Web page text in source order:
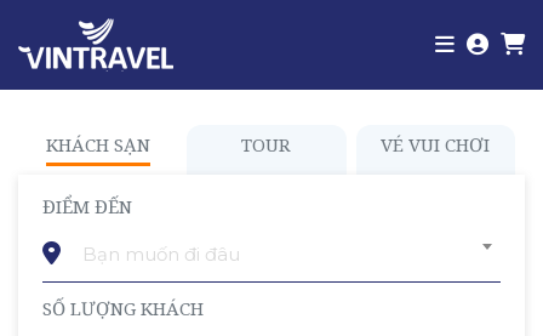
KHÁCH SẠN TOUR VÉ VUI CHƠI
ĐIỂM ĐẾN
Bạn muốn đi đâu
SỐ LƯỢNG KHÁCH